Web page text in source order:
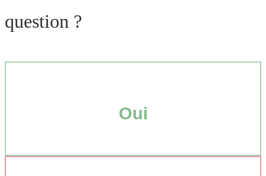
question ?
Oui